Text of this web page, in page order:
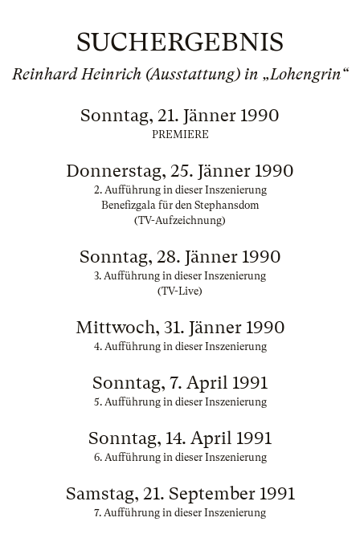
SUCHERGEBNIS
Reinhard Heinrich (Ausstattung) in „Lohengrin“
Sonntag, 21. Jänner 1990
PREMIERE
Donnerstag, 25. Jänner 1990
2. Aufführung in dieser Inszenierung
Benefizgala für den Stephansdom
(TV-Aufzeichnung)
Sonntag, 28. Jänner 1990
3. Aufführung in dieser Inszenierung
(TV-Live)
Mittwoch, 31. Jänner 1990
4. Aufführung in dieser Inszenierung
Sonntag, 7. April 1991
5. Aufführung in dieser Inszenierung
Sonntag, 14. April 1991
6. Aufführung in dieser Inszenierung
Samstag, 21. September 1991
7. Aufführung in dieser Inszenierung